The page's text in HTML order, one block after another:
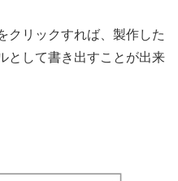
クリックすれば、製作した
として書き出すことが出来